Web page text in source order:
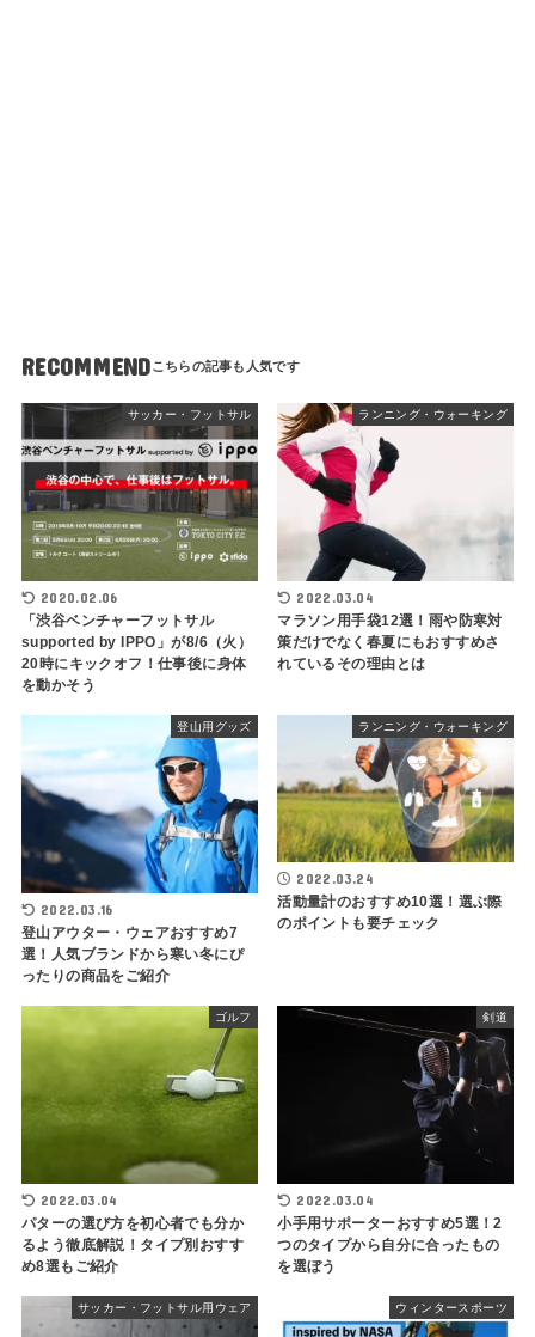
RECOMMEND
サッカー・フットサル
2020.02.06
「渋谷ベンチャーフットサル
supported by IPPO」が8/6（火）
20時にキックオフ！仕事後に身体
を動かそう
ランニング・ウォーキング
2022.03.04
マラソン用手袋12選！雨や防寒対
策だけでなく春夏にもおすすめさ
れているその理由とは
登山用グッズ
2022.03.16
登山アウター・ウェアおすすめ7
選！人気ブランドから寒い冬にぴ
ったりの商品をご紹介
ランニング・ウォーキング
2022.03.24
活動量計のおすすめ10選！選ぶ際
のポイントも要チェック
ゴルフ
2022.03.04
パターの選び方を初心者でも分か
るよう徹底解説！タイプ別おすす
め8選もご紹介
剣道
2022.03.04
小手用サポーターおすすめ5選！2
つのタイプから自分に合ったもの
を選ぼう
サッカー・フットサル用ウェア ウィンタースポーツ